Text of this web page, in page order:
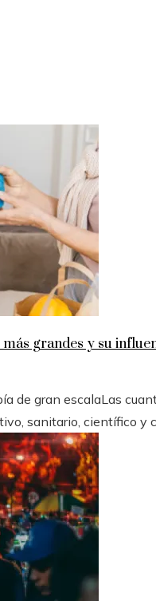
grandes y su
de gran escalaLas
sanitario, científico y